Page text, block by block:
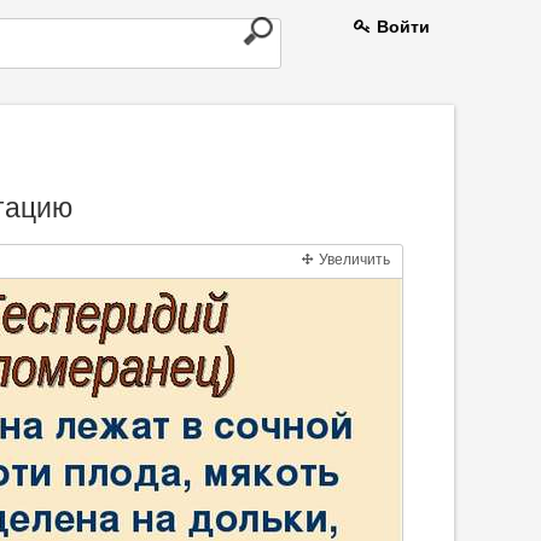
Войти
Увеличить